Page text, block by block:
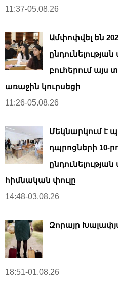
11:37-05.08.26
Ամփոփվել են
բուհերում այս
առաջին կուրսեցի
11:26-05.08.26
Մեկնարկում է
դպրոցների 10-
հիմնական փուլը
14:48-03.08.26
Զորայր
18:51-01.08.26